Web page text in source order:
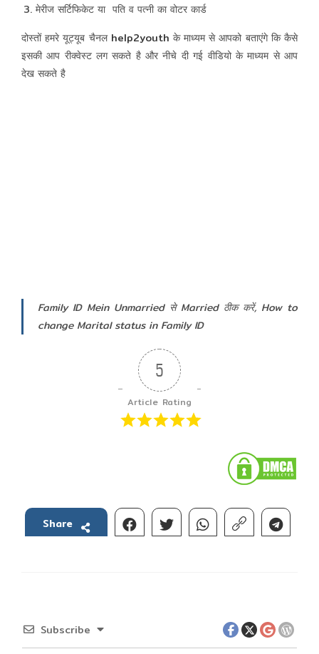
मेरीज सर्टिफिकेट या पति व पत्नी का वोटर कार्ड
दोस्तों हमरे यूट्यूब चैनल help2youth के माध्यम से आपको बताएंगे कि कैसे
इसकी आप रीक्वेस्ट लग सकते है और नीचे दी गई वीडियो के माध्यम से आप
देख सकते है
Family ID Mein Unmarried से Married ठीक करें, How to
change Marital status in Family ID
5
Article Rating
Share
Subscribe